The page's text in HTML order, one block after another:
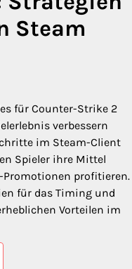
Steam
für Counter-Strike 2
verbessern
im Steam-Client
Spieler ihre Mittel
Promotionen profitieren.
für das Timing und
Vorteilen im